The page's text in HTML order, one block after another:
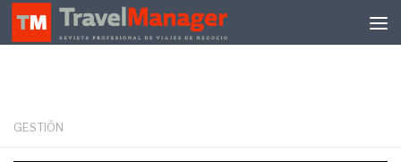
Debajo del contenido
GESTIÓN